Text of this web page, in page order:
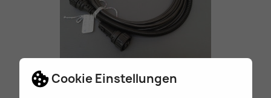
Cookie Einstellungen
Tachogeber hinten Actros...